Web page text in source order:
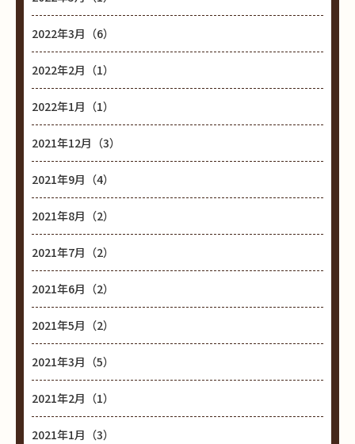
2022年3月（6）
2022年2月（1）
2022年1月（1）
2021年12月（3）
2021年9月（4）
2021年8月（2）
2021年7月（2）
2021年6月（2）
2021年5月（2）
2021年3月（5）
2021年2月（1）
2021年1月（3）